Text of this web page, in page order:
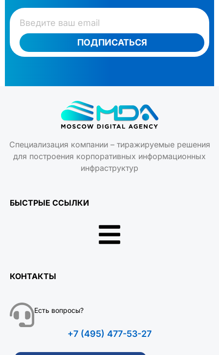
ПОДПИСАТЬСЯ
Специализация компании – тиражируемые решения
для построения корпоративных информационных
инфраструктур
БЫСТРЫЕ ССЫЛКИ
КОНТАКТЫ
Есть вопросы?
+7 (495) 477-53-27